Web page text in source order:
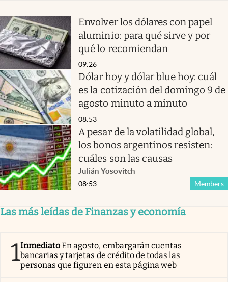
Envolver los dólares con papel
aluminio: para qué sirve y por
qué lo recomiendan
09:26
Dólar hoy y dólar blue hoy: cuál
es la cotización del domingo 9 de
agosto minuto a minuto
08:53
A pesar de la volatilidad global,
los bonos argentinos resisten:
cuáles son las causas
Julián Yosovitch
Members
08:53
Las más leídas de Finanzas y economía
1InmediatoEn agosto, embargarán cuentas
bancarias y tarjetas de crédito de todas las
personas que figuren en esta página web